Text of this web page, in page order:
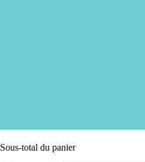
Sous-total du panier